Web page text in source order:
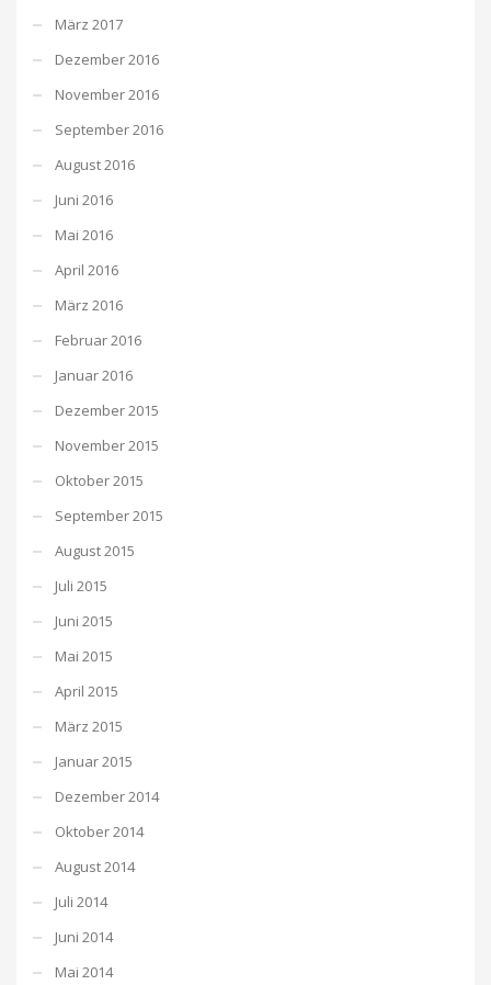
März 2017
Dezember 2016
November 2016
September 2016
August 2016
Juni 2016
Mai 2016
April 2016
März 2016
Februar 2016
Januar 2016
Dezember 2015
November 2015
Oktober 2015
September 2015
August 2015
Juli 2015
Juni 2015
Mai 2015
April 2015
März 2015
Januar 2015
Dezember 2014
Oktober 2014
August 2014
Juli 2014
Juni 2014
Mai 2014